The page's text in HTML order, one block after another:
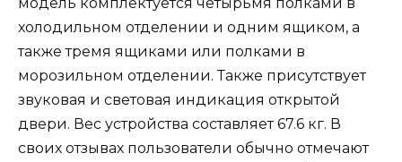
холодильном отделении и одним ящиком, а
также тремя ящиками или полками в
морозильном отделении. Также присутствует
звуковая и световая индикация открытой
двери. Вес устройства составляет 67.6 кг. В
своих отзывах пользователи обычно отмечают